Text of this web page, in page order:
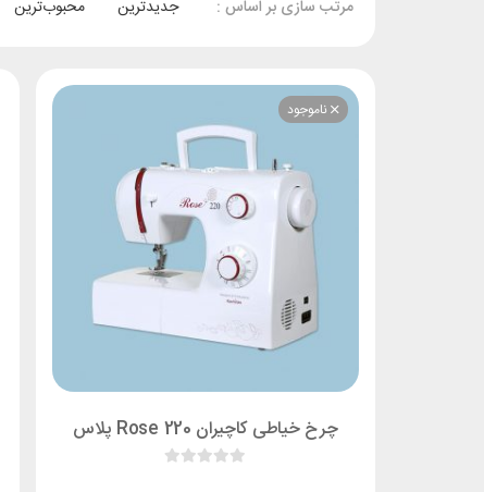
مرتب سازی بر اساس : جدیدترین محبوب‌ترین
ناموجود
چرخ خیاطی کاچیران Rose 220 پلاس